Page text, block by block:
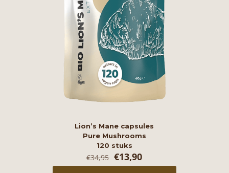
Lion’s Mane capsules
Pure Mushrooms
120 stuks
€34,95 Oorspronkelijke
prijs
€13,90Huidige
prijs